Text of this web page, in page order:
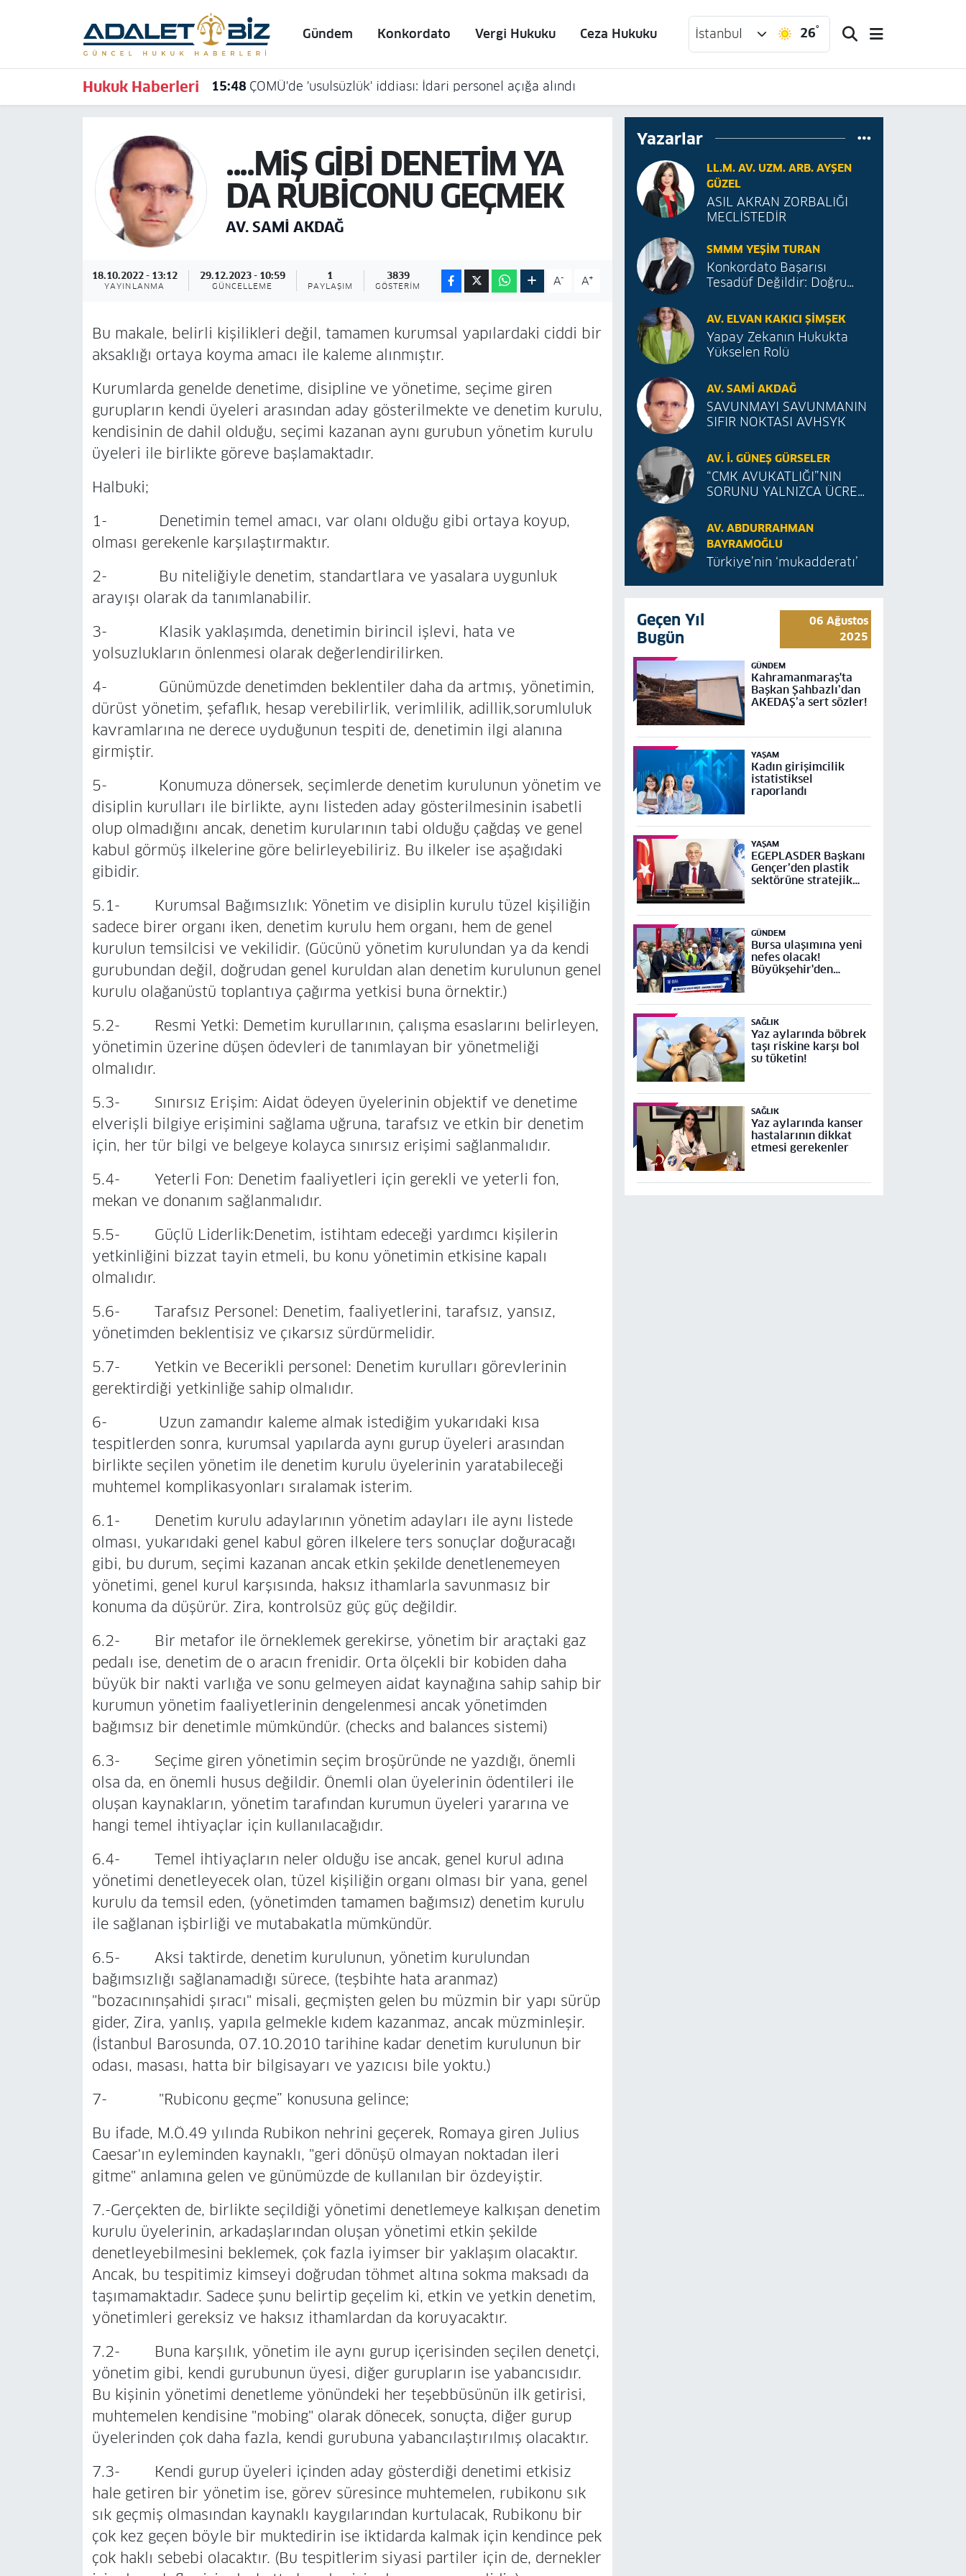
Gündem Konkordato Vergi Hukuku Ceza Hukuku İstanbul 26°
Hukuk Haberleri 15:48 ÇOMÜ'de 'usulsüzlük' iddiası: İdari personel açığa alındı
....MiŞ GİBİ DENETİM YA
DA RUBİCONU GEÇMEK
AV. SAMI AKDAĞ
18.10.2022 - 13:12
YAYINLANMA
29.12.2023 - 10:59
GÜNCELLEME
1
PAYLAŞIM
3839
GÖSTERIM A- A+
Bu makale, belirli kişilikleri değil, tamamen kurumsal yapılardaki ciddi bir
aksaklığı ortaya koyma amacı ile kaleme alınmıştır.
Kurumlarda genelde denetime, disipline ve yönetime, seçime giren
gurupların kendi üyeleri arasından aday gösterilmekte ve denetim kurulu,
kendisinin de dahil olduğu, seçimi kazanan aynı gurubun yönetim kurulu
üyeleri ile birlikte göreve başlamaktadır.
Halbuki;
1- Denetimin temel amacı, var olanı olduğu gibi ortaya koyup,
olması gerekenle karşılaştırmaktır.
2- Bu niteliğiyle denetim, standartlara ve yasalara uygunluk
arayışı olarak da tanımlanabilir.
3- Klasik yaklaşımda, denetimin birincil işlevi, hata ve
yolsuzlukların önlenmesi olarak değerlendirilirken.
4- Günümüzde denetimden beklentiler daha da artmış, yönetimin,
dürüst yönetim, şefaflık, hesap verebilirlik, verimlilik, adillik,sorumluluk
kavramlarına ne derece uyduğunun tespiti de, denetimin ilgi alanına
girmiştir.
5- Konumuza dönersek, seçimlerde denetim kurulunun yönetim ve
disiplin kurulları ile birlikte, aynı listeden aday gösterilmesinin isabetli
olup olmadığını ancak, denetim kurularının tabi olduğu çağdaş ve genel
kabul görmüş ilkelerine göre belirleyebiliriz. Bu ilkeler ise aşağıdaki
gibidir.
5.1- Kurumsal Bağımsızlık: Yönetim ve disiplin kurulu tüzel kişiliğin
sadece birer organı iken, denetim kurulu hem organı, hem de genel
kurulun temsilcisi ve vekilidir. (Gücünü yönetim kurulundan ya da kendi
gurubundan değil, doğrudan genel kuruldan alan denetim kurulunun genel
kurulu olağanüstü toplantıya çağırma yetkisi buna örnektir.)
5.2- Resmi Yetki: Demetim kurullarının, çalışma esaslarını belirleyen,
yönetimin üzerine düşen ödevleri de tanımlayan bir yönetmeliği
olmalıdır.
5.3- Sınırsız Erişim: Aidat ödeyen üyelerinin objektif ve denetime
elverişli bilgiye erişimini sağlama uğruna, tarafsız ve etkin bir denetim
için, her tür bilgi ve belgeye kolayca sınırsız erişimi sağlanmalıdır.
5.4- Yeterli Fon: Denetim faaliyetleri için gerekli ve yeterli fon,
mekan ve donanım sağlanmalıdır.
5.5- Güçlü Liderlik:Denetim, istihtam edeceği yardımcı kişilerin
yetkinliğini bizzat tayin etmeli, bu konu yönetimin etkisine kapalı
olmalıdır.
5.6- Tarafsız Personel: Denetim, faaliyetlerini, tarafsız, yansız,
yönetimden beklentisiz ve çıkarsız sürdürmelidir.
5.7- Yetkin ve Becerikli personel: Denetim kurulları görevlerinin
gerektirdiği yetkinliğe sahip olmalıdır.
6- Uzun zamandır kaleme almak istediğim yukarıdaki kısa
tespitlerden sonra, kurumsal yapılarda aynı gurup üyeleri arasından
birlikte seçilen yönetim ile denetim kurulu üyelerinin yaratabileceği
muhtemel komplikasyonları sıralamak isterim.
6.1- Denetim kurulu adaylarının yönetim adayları ile aynı listede
olması, yukarıdaki genel kabul gören ilkelere ters sonuçlar doğuracağı
gibi, bu durum, seçimi kazanan ancak etkin şekilde denetlenemeyen
yönetimi, genel kurul karşısında, haksız ithamlarla savunmasız bir
konuma da düşürür. Zira, kontrolsüz güç güç değildir.
6.2- Bir metafor ile örneklemek gerekirse, yönetim bir araçtaki gaz
pedalı ise, denetim de o aracın frenidir. Orta ölçekli bir kobiden daha
büyük bir nakti varlığa ve sonu gelmeyen aidat kaynağına sahip sahip bir
kurumun yönetim faaliyetlerinin dengelenmesi ancak yönetimden
bağımsız bir denetimle mümkündür. (checks and balances sistemi)
6.3- Seçime giren yönetimin seçim broşüründe ne yazdığı, önemli
olsa da, en önemli husus değildir. Önemli olan üyelerinin ödentileri ile
oluşan kaynakların, yönetim tarafından kurumun üyeleri yararına ve
hangi temel ihtiyaçlar için kullanılacağıdır.
6.4- Temel ihtiyaçların neler olduğu ise ancak, genel kurul adına
yönetimi denetleyecek olan, tüzel kişiliğin organı olması bir yana, genel
kurulu da temsil eden, (yönetimden tamamen bağımsız) denetim kurulu
ile sağlanan işbirliği ve mutabakatla mümkündür.
6.5- Aksi taktirde, denetim kurulunun, yönetim kurulundan
bağımsızlığı sağlanamadığı sürece, (teşbihte hata aranmaz)
"bozacınınşahidi şıracı" misali, geçmişten gelen bu müzmin bir yapı sürüp
gider, Zira, yanlış, yapıla gelmekle kıdem kazanmaz, ancak müzminleşir.
(İstanbul Barosunda, 07.10.2010 tarihine kadar denetim kurulunun bir
odası, masası, hatta bir bilgisayarı ve yazıcısı bile yoktu.)
7- "Rubiconu geçme” konusuna gelince;
Bu ifade, M.Ö.49 yılında Rubikon nehrini geçerek, Romaya giren Julius
Caesar'ın eyleminden kaynaklı, "geri dönüşü olmayan noktadan ileri
gitme" anlamına gelen ve günümüzde de kullanılan bir özdeyiştir.
7.-Gerçekten de, birlikte seçildiği yönetimi denetlemeye kalkışan denetim
kurulu üyelerinin, arkadaşlarından oluşan yönetimi etkin şekilde
denetleyebilmesini beklemek, çok fazla iyimser bir yaklaşım olacaktır.
Ancak, bu tespitimiz kimseyi doğrudan töhmet altına sokma maksadı da
taşımamaktadır. Sadece şunu belirtip geçelim ki, etkin ve yetkin denetim,
yönetimleri gereksiz ve haksız ithamlardan da koruyacaktır.
7.2- Buna karşılık, yönetim ile aynı gurup içerisinden seçilen denetçi,
yönetim gibi, kendi gurubunun üyesi, diğer gurupların ise yabancısıdır.
Bu kişinin yönetimi denetleme yönündeki her teşebbüsünün ilk getirisi,
muhtemelen kendisine "mobing" olarak dönecek, sonuçta, diğer gurup
üyelerinden çok daha fazla, kendi gurubuna yabancılaştırılmış olacaktır.
7.3- Kendi gurup üyeleri içinden aday gösterdiği denetimi etkisiz
hale getiren bir yönetim ise, görev süresince muhtemelen, rubikonu sık
sık geçmiş olmasından kaynaklı kaygılarından kurtulacak, Rubikonu bir
çok kez geçen böyle bir muktedirin ise iktidarda kalmak için kendince pek
çok haklı sebebi olacaktır. (Bu tespitlerim siyasi partiler için de, dernekler
Yazarlar
LL.M. AV. UZM. ARB. AYŞEN
GÜZEL
ASIL AKRAN ZORBALIĞI
MECLİSTEDİR
SMMM YEŞIM TURAN
Konkordato Başarısı
Tesadüf Değildir: Doğru
AV. ELVAN KAKICI ŞIMŞEK
Yapay Zekanın Hukukta
Yükselen Rolü
AV. SAMI AKDAĞ
SAVUNMAYI SAVUNMANIN
SIFIR NOKTASI AVHSYK
AV. İ. GÜNEŞ GÜRSELER
“CMK AVUKATLIĞI”NIN
SORUNU YALNIZCA ÜCRET
AV. ABDURRAHMAN
BAYRAMOĞLU
Türkiye’nin ‘mukadderatı’
Geçen Yıl
Bugün
06 Ağustos
2025
GÜNDEM
Kahramanmaraş'ta
Başkan Şahbazlı’dan
AKEDAŞ’a sert sözler!
YAŞAM
Kadın girişimcilik
istatistiksel
raporlandı
YAŞAM
EGEPLASDER Başkanı
Gençer’den plastik
sektörüne stratejik
GÜNDEM
Bursa ulaşımına yeni
nefes olacak!
Büyükşehir'den
Projesi’ne temel
SAĞLIK
Yaz aylarında böbrek
taşı riskine karşı bol
su tüketin!
SAĞLIK
Yaz aylarında kanser
hastalarının dikkat
etmesi gerekenler
Hava Durumu
Trafik Durumu
Tüm Manşetler
Son Dakika Haberleri
Haber Arşivi